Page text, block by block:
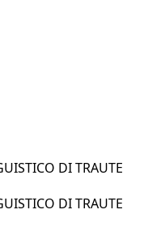
DI TRAUTE
DI TRAUTE